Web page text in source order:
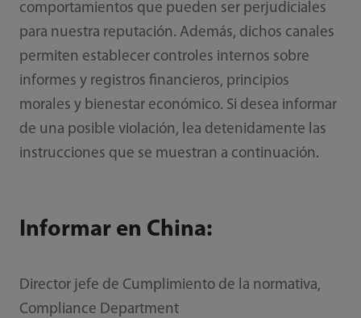
comportamientos que pueden ser perjudiciales
para nuestra reputación. Además, dichos canales
permiten establecer controles internos sobre
informes y registros financieros, principios
morales y bienestar económico. Si desea informar
de una posible violación, lea detenidamente las
instrucciones que se muestran a continuación.
Informar en China:
Director jefe de Cumplimiento de la normativa,
Compliance Department